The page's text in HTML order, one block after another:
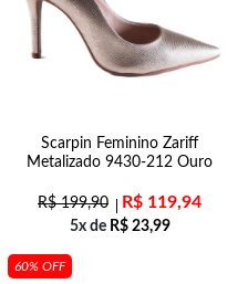
Scarpin Feminino Zariff
Metalizado 9430-212 Ouro
R$199,90 R$ 119,94
5x de R$23,99
60% OFF